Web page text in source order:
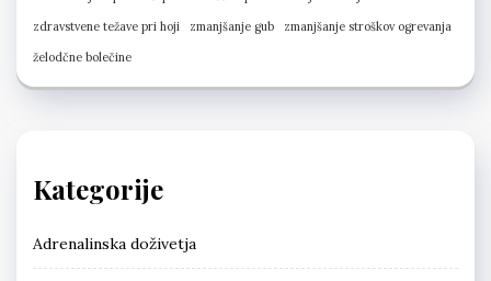
zdravstvene težave pri hoji
zmanjšanje gub
zmanjšanje stroškov ogrevanja
želodčne bolečine
Kategorije
Adrenalinska doživetja